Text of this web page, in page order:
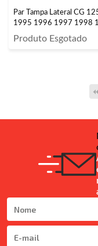
Par Tampa Lateral CG
1995 1996 1997 1998
Produto Esgotado